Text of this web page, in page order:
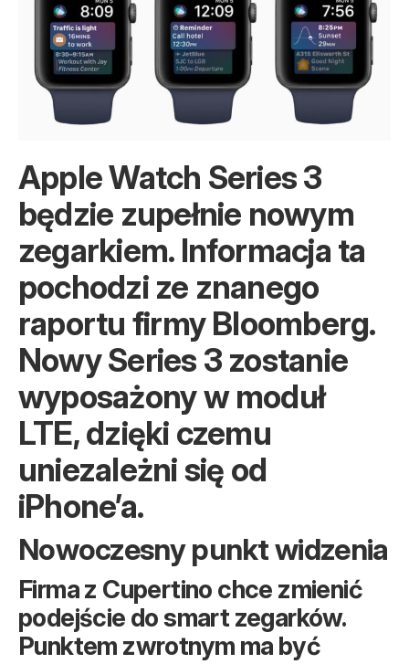
Apple Watch Series 3
będzie zupełnie nowym
zegarkiem. Informacja ta
pochodzi ze znanego
raportu firmy Bloomberg.
Nowy Series 3 zostanie
wyposażony w moduł
LTE, dzięki czemu
uniezależni się od
iPhone’a.
Nowoczesny punkt widzenia
Firma z Cupertino chce zmienić
podejście do smart zegarków.
Punktem zwrotnym ma być